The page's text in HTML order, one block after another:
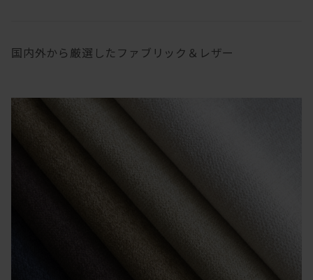
国内外から厳選したファブリック＆レザー